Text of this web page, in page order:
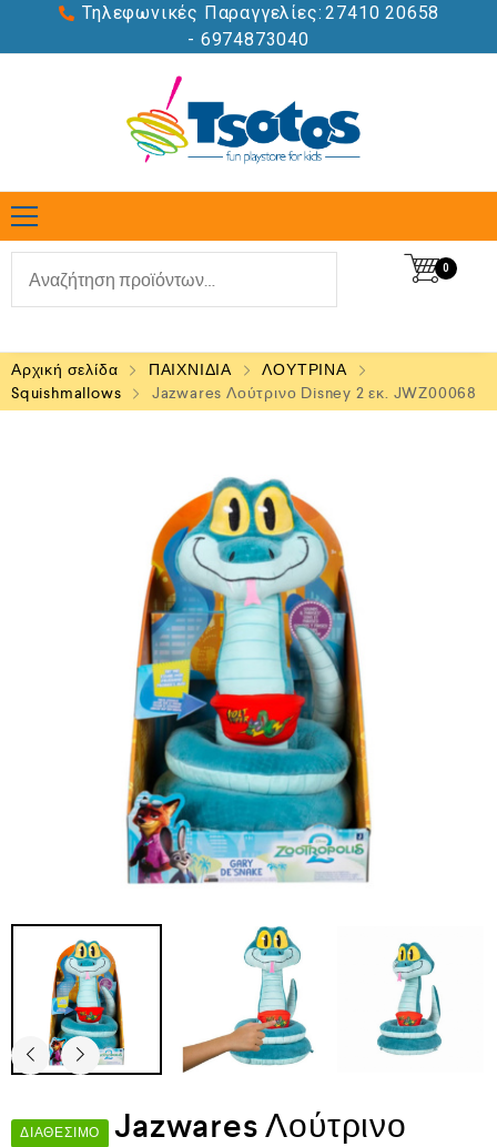
Τηλεφωνικές Παραγγελίες: 27410 20658
- 6974873040
0
Αρχική σελίδα ΠΑΙΧΝΙΔΙΑ
ΛΟΥΤΡΙΝΑ
Squishmallows
Jazwares Λούτρινο Disney 2 εκ. JWZ00068
ΔΙΑΘΈΣΙΜΟ
Jazwares Λούτρινο